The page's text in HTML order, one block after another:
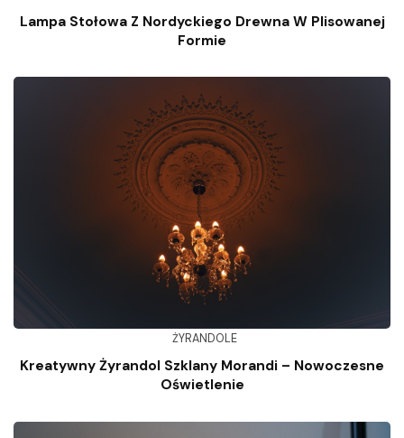
Lampa Stołowa Z Nordyckiego Drewna W Plisowanej
Formie
ŻYRANDOLE
Kreatywny Żyrandol Szklany Morandi – Nowoczesne
Oświetlenie